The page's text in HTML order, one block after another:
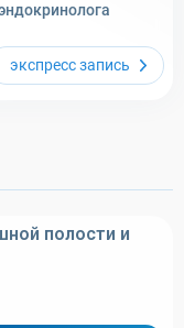
экспрессзапись